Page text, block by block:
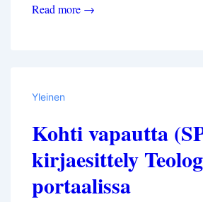
Seuran
Read more →
Yleinen
Kohti vapautta
kirjaesittely
portaalissa